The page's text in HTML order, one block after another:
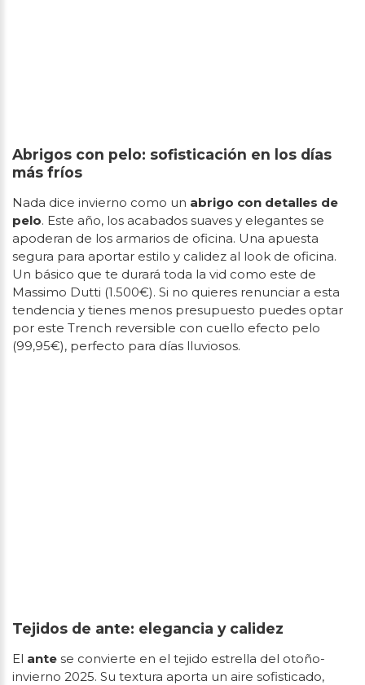
Abrigos con pelo: sofisticación en los días
más fríos
Nada dice invierno como un abrigo con detalles de
pelo. Este año, los acabados suaves y elegantes se
apoderan de los armarios de oficina. Una apuesta
segura para aportar estilo y calidez al look de oficina.
Un básico que te durará toda la vid como este de
Massimo Dutti (1.500€). Si no quieres renunciar a esta
tendencia y tienes menos presupuesto puedes optar
por este Trench reversible con cuello efecto pelo
(99,95€), perfecto para días lluviosos.
Tejidos de ante: elegancia y calidez
El ante se convierte en el tejido estrella del otoño-
invierno 2025. Su textura aporta un aire sofisticado,